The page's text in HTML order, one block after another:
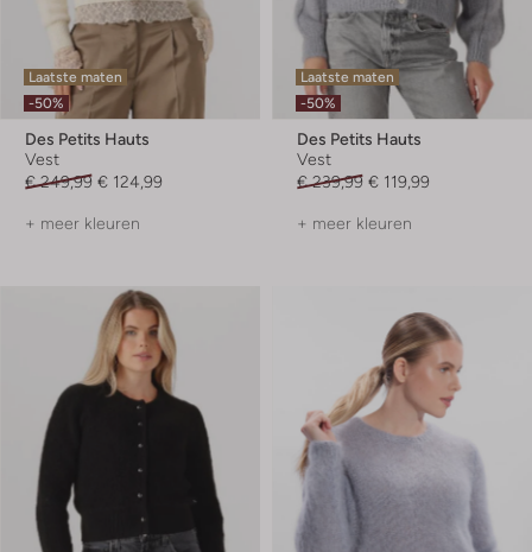
Laatste maten
-50%
Des Petits Hauts
Vest
€ 249,99 € 124,99
+ meer kleuren
Laatste maten
-50%
Des Petits Hauts
Vest
€ 239,99 € 119,99
+ meer kleuren